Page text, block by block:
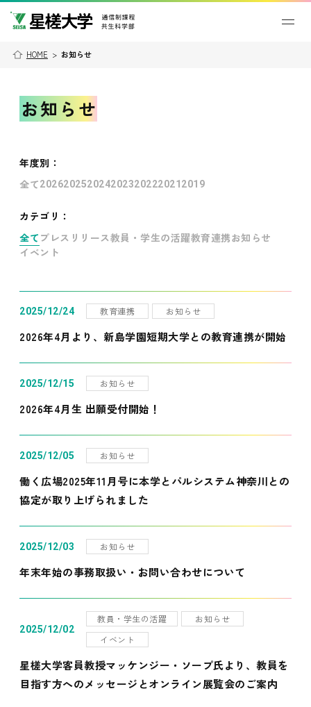
HOME > お知らせ
お知らせ
年度別 ：
全て202620252024202320222021 2019
カテゴリ：
全て プレスリリース教員・学生の活躍教育連携お知らせ
イベント
2025/12/24 教育連携 お知らせ
2026年4月より、新島学園短期大学との教育連携が開始
2025/12/15 お知らせ
2026年4月生 出願受付開始！
2025/12/05 お知らせ
働く広場2025年11月号に本学とパルシステム神奈川との
協定が取り上げられました
2025/12/03 お知らせ
年末年始の事務取扱い・お問い合わせについて
2025/12/02
教員・学生の活躍
お知らせ
イベント
星槎大学客員教授マッケンジー・ソープ氏より、教員を
目指す方へのメッセージとオンライン展覧会のご案内